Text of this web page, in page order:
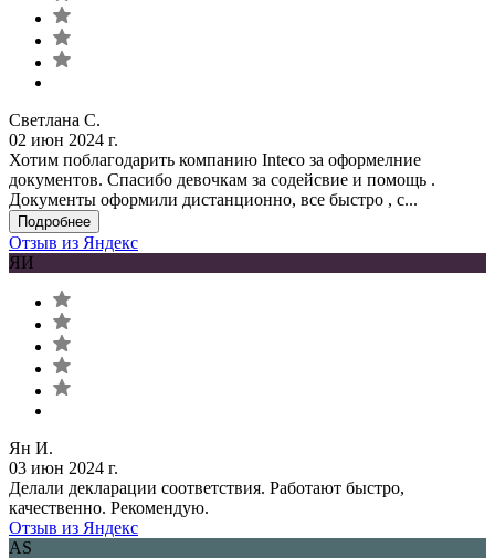
Светлана С.
02 июн 2024 г.
Хотим поблагодарить компанию Inteco за оформелние
документов. Спасибо девочкам за содейсвие и помощь .
Документы оформили дистанционно, все быстро , с...
Подробнее
Отзыв из Яндекс
ЯИ
Ян И.
03 июн 2024 г.
Делали декларации соответствия. Работают быстро,
качественно. Рекомендую.
Отзыв из Яндекс
AS